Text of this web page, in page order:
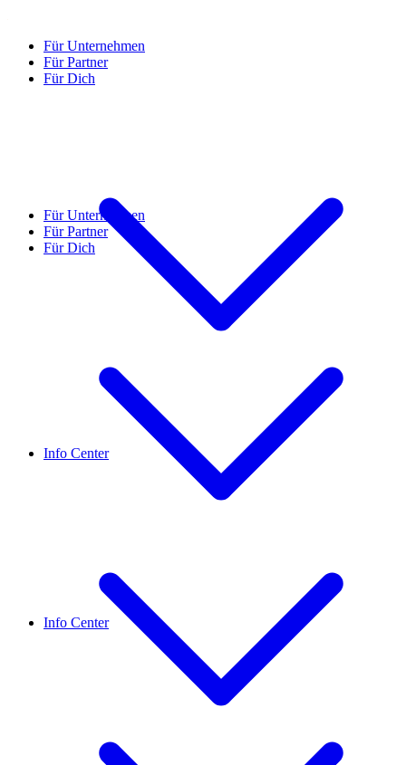
Für Unternehmen
Für Partner
Für Dich
Info Center
Für Unternehmen
Für Partner
Für Dich
Info Center